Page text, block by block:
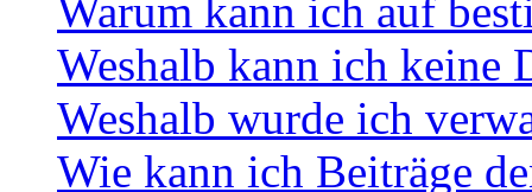
Warum kann ich auf
Weshalb kann ich keine
Weshalb wurde ich
Wie kann ich Beiträge